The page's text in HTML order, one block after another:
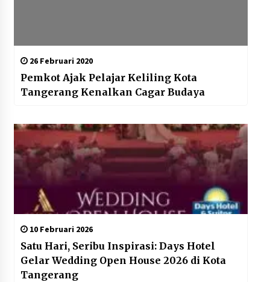
26 Februari 2020
Pemkot Ajak Pelajar Keliling Kota
Tangerang Kenalkan Cagar Budaya
10 Februari 2026
Satu Hari, Seribu Inspirasi: Days Hotel
Gelar Wedding Open House 2026 di Kota
Tangerang